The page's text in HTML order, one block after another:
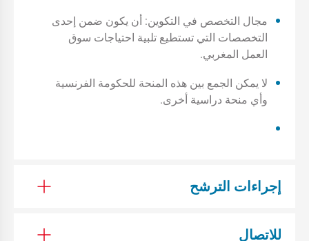
مجال التخصص في التكوين: أن يكون ضمن إحدى
التخصصات التي تستطيع تلبية احتياجات سوق
العمل المغربي.
لا يمكن الجمع بين هذه المنحة للحكومة الفرنسية
وأي منحة دراسية أخرى.
إجراءات الترشح
للاتصال